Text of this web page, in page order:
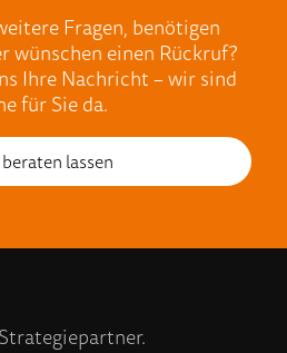
Fragen, benötigen
wünschen einen Rückruf?
Ihre Nachricht – wir sind
für Sie da.
lassen